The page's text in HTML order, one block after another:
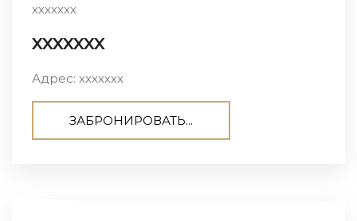
ххххххх
ххххххх
Адрес: ххххххх
ЗАБРОНИРОВАТЬ...